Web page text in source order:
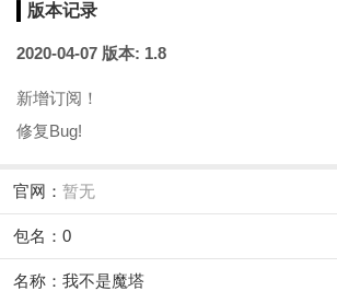
版本记录
2020-04-07 版本: 1.8
新增订阅！
修复Bug!
官网： 暂无
包名：0
名称：我不是魔塔